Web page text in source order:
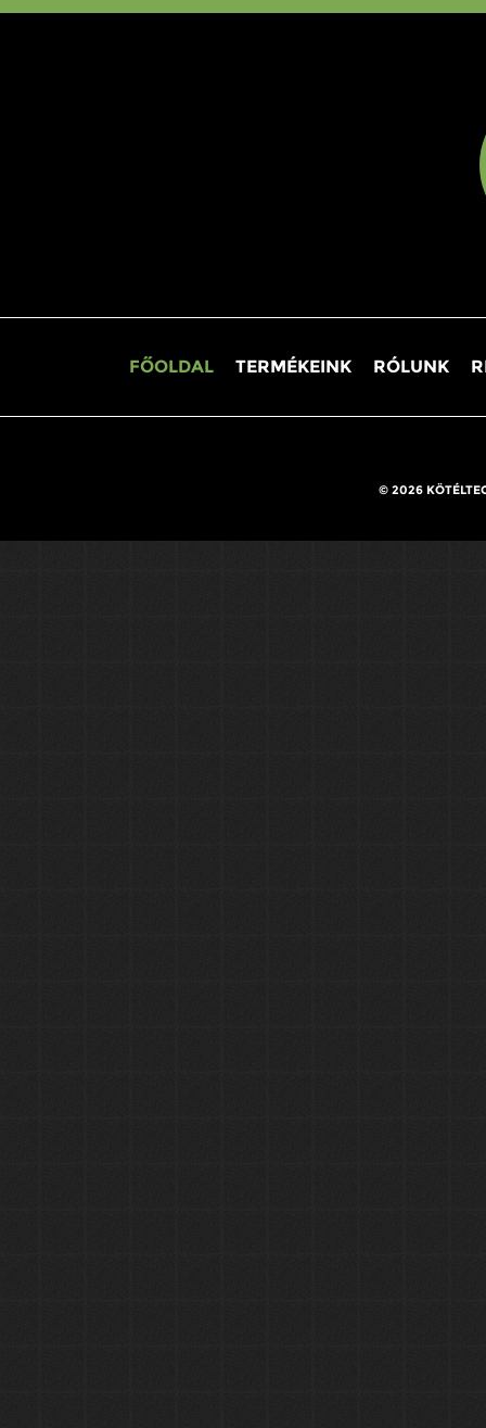
FŐOLDAL TERMÉKEINK RÓLUNK
© 2026